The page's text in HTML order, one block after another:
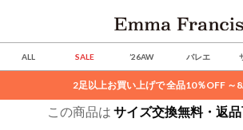
ALL SALE ’26AW バレエ
2足以上お買い上げで 全品10％OFF ～
この商品は サイズ交換無料・返